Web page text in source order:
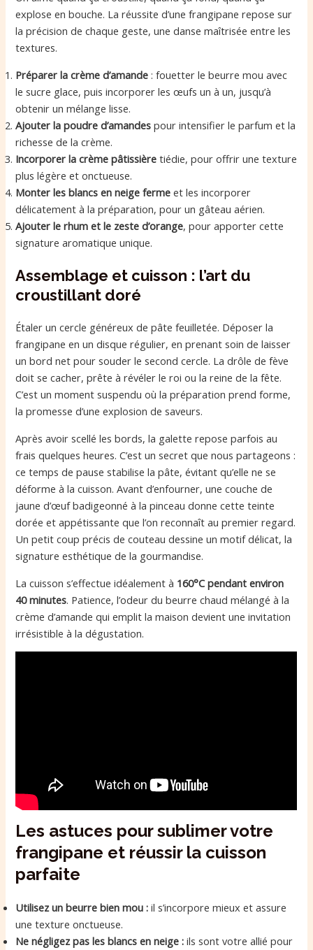
explose en bouche. La réussite d’une frangipane repose sur
la précision de chaque geste, une danse maîtrisée entre les
textures.
Préparer la crème d’amande : fouetter le beurre mou avec
le sucre glace, puis incorporer les œufs un à un, jusqu’à
obtenir un mélange lisse.
Ajouter la poudre d’amandes pour intensifier le parfum et la
richesse de la crème.
Incorporer la crème pâtissière tiédie, pour offrir une texture
plus légère et onctueuse.
Monter les blancs en neige ferme et les incorporer
délicatement à la préparation, pour un gâteau aérien.
Ajouter le rhum et le zeste d’orange, pour apporter cette
signature aromatique unique.
Assemblage et cuisson : l’art du
croustillant doré
Étaler un cercle généreux de pâte feuilletée. Déposer la
frangipane en un disque régulier, en prenant soin de laisser
un bord net pour souder le second cercle. La drôle de fève
doit se cacher, prête à révéler le roi ou la reine de la fête.
C’est un moment suspendu où la préparation prend forme,
la promesse d’une explosion de saveurs.
Après avoir scellé les bords, la galette repose parfois au
frais quelques heures. C’est un secret que nous partageons :
ce temps de pause stabilise la pâte, évitant qu’elle ne se
déforme à la cuisson. Avant d’enfourner, une couche de
jaune d’œuf badigeonné à la pinceau donne cette teinte
dorée et appétissante que l’on reconnaît au premier regard.
Un petit coup précis de couteau dessine un motif délicat, la
signature esthétique de la gourmandise.
La cuisson s’effectue idéalement à 160°C pendant environ
40 minutes. Patience, l’odeur du beurre chaud mélangé à la
crème d’amande qui emplit la maison devient une invitation
irrésistible à la dégustation.
Les astuces pour sublimer votre
frangipane et réussir la cuisson
parfaite
Utilisez un beurre bien mou : il s’incorpore mieux et assure
une texture onctueuse.
Ne négligez pas les blancs en neige : ils sont votre allié pour